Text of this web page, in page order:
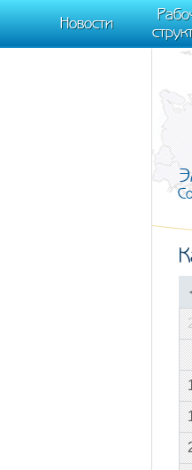
m[i].l=1*new Date(); for (var j = 0; j
document, "script", "https://
Новости